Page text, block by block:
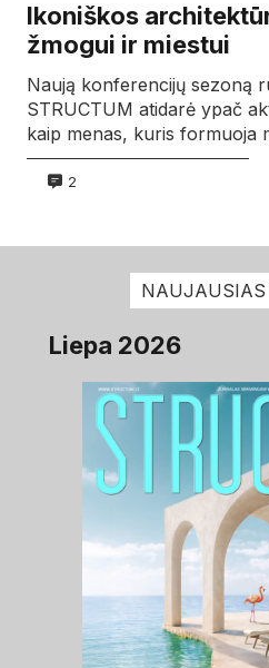
Ikoniškos
žmogui ir miestui
Naują konferencijų sezoną
STRUCTUM atidarė ypač
kaip menas, kuris formuoja
2
NAUJAUSIAS
Liepa 2026